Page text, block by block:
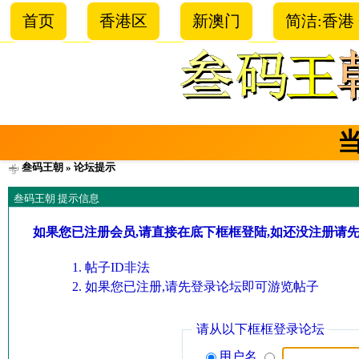
首页 香港区 新澳门 简洁:香港
叁码王朝 » 论坛提示
叁码王朝 提示信息
如果您已注册会员,请直接在底下框框登陆,如还没注册请
帖子ID非法
如果您已注册,请先登录论坛即可游览帖子
请从以下框框登录论坛
用户名